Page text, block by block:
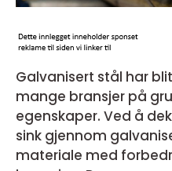
Galvanisert stål har
mange bransjer på
egenskaper. Ved å
sink gjennom
materiale med